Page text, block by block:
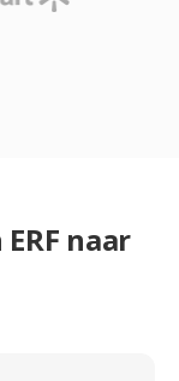
naar